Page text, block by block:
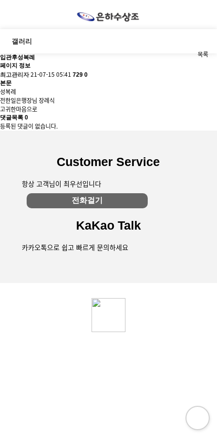
갤러리
목록
입관후성복례
페이지 정보
최고관리자 21-07-15 05:41 729 0
본문
성복례
전한일은행장님 장례식
고귀한마음으로
댓글목록 0
등록된 댓글이 없습니다.
Customer Service
항상 고객님이 최우선입니다
전화걸기
KaKao Talk
카카오톡으로 쉽고 빠르게 문의하세요